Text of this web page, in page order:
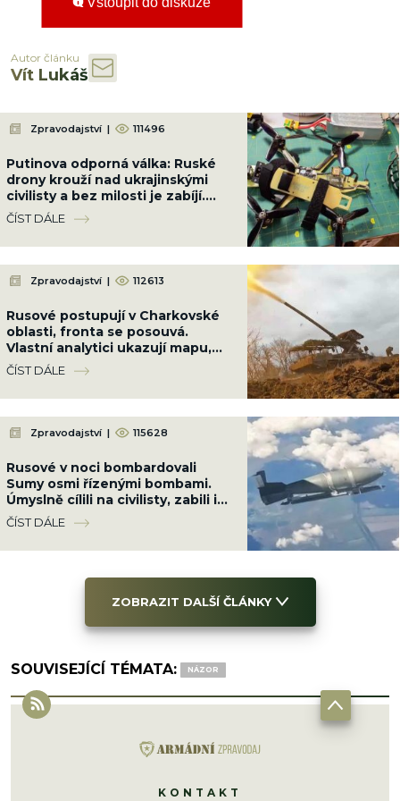
Autor článku
Vít Lukáš
Zpravodajství | 111496
Putinova odporná válka: Ruské
drony krouží nad ukrajinskými
civilisty a bez milosti je zabíjí.
Bezmála 1 000 mrtvých, z toho
179 dětí
ČÍST DÁLE
Zpravodajství | 112613
Rusové postupují v Charkovské
oblasti, fronta se posouvá.
Vlastní analytici ukazují mapu,
kde Ukrajinci ztrácejí pozice
ČÍST DÁLE
Zpravodajství | 115628
Rusové v noci bombardovali
Sumy osmi řízenými bombami.
Úmyslně cílili na civilisty, zabili i
dvě malé holčičky
ČÍST DÁLE
ZOBRAZIT DALŠÍ ČLÁNKY
SOUVISEJÍCÍ TÉMATA: NÁZOR
KONTAKT